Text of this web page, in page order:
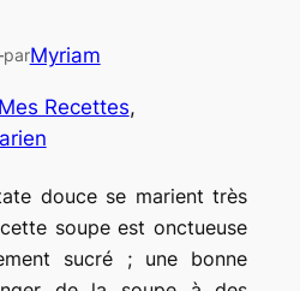
parMyriam
Mes Recettes
douce se marient très
soupe est onctueuse
sucré ; une bonne